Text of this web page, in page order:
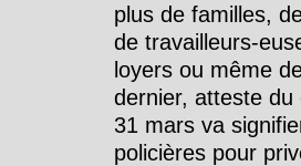
plus de familles,
de travailleurs-
loyers ou même
dernier, atteste
31 mars va
policières pour